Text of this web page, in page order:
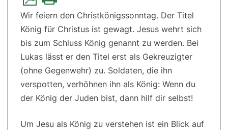
20|
Evangelium:
23,35-
43
Wir feiern den Christkönigssonntag. Der Titel
König für Christus ist gewagt. Jesus wehrt sich
bis zum Schluss König genannt zu werden. Bei
Lukas lässt er den Titel erst als Gekreuzigter
(ohne Gegenwehr) zu. Soldaten, die ihn
verspotten, verhöhnen ihn als König: Wenn du
der König der Juden bist, dann hilf dir selbst!
Um Jesu als König zu verstehen ist ein Blick auf